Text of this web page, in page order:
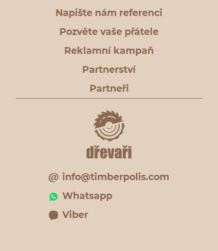
Napište nám referenci
Pozvěte vaše přátele
Reklamní kampaň
Partnerství
Partneři
info@timberpolis.com
Whatsapp
Viber